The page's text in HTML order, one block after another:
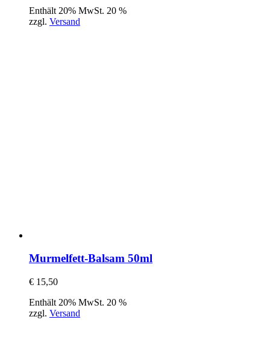
Enthält 20% MwSt. 20 %
zzgl. Versand
Murmelfett-Balsam 50ml
€ 15,50
Enthält 20% MwSt. 20 %
zzgl. Versand